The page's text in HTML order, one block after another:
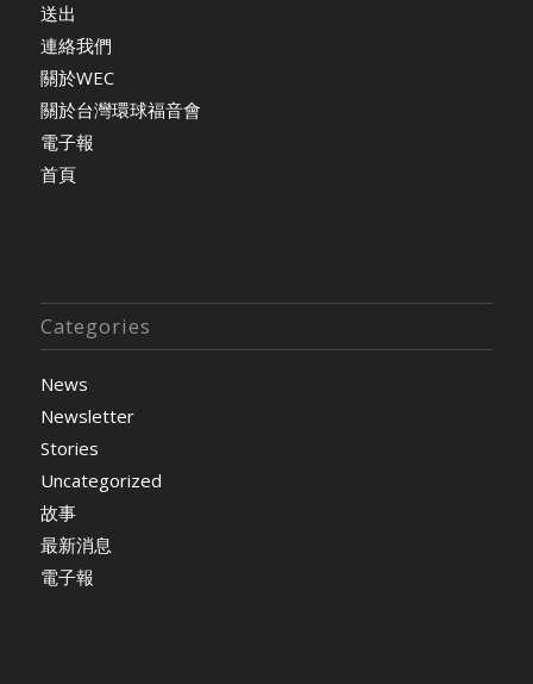
送出
連絡我們
關於WEC
關於台灣環球福音會
電子報
首頁
Categories
News
Newsletter
Stories
Uncategorized
故事
最新消息
電子報